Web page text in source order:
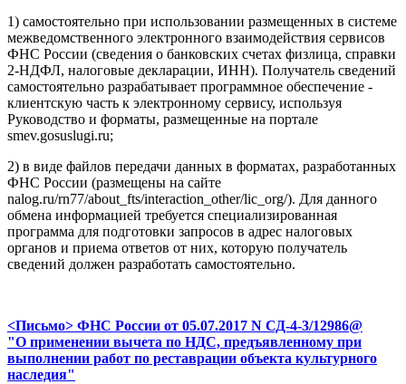
1) самостоятельно при использовании размещенных в системе
межведомственного электронного взаимодействия сервисов
ФНС России (сведения о банковских счетах физлица, справки
2-НДФЛ, налоговые декларации, ИНН). Получатель сведений
самостоятельно разрабатывает программное обеспечение -
клиентскую часть к электронному сервису, используя
Руководство и форматы, размещенные на портале
smev.gosuslugi.ru;
2) в виде файлов передачи данных в форматах, разработанных
ФНС России (размещены на сайте
nalog.ru/rn77/about_fts/interaction_other/lic_org/). Для данного
обмена информацией требуется специализированная
программа для подготовки запросов в адрес налоговых
органов и приема ответов от них, которую получатель
сведений должен разработать самостоятельно.
<Письмо> ФНС России от 05.07.2017 N СД-4-3/12986@
"О применении вычета по НДС, предъявленному при
выполнении работ по реставрации объекта культурного
наследия"